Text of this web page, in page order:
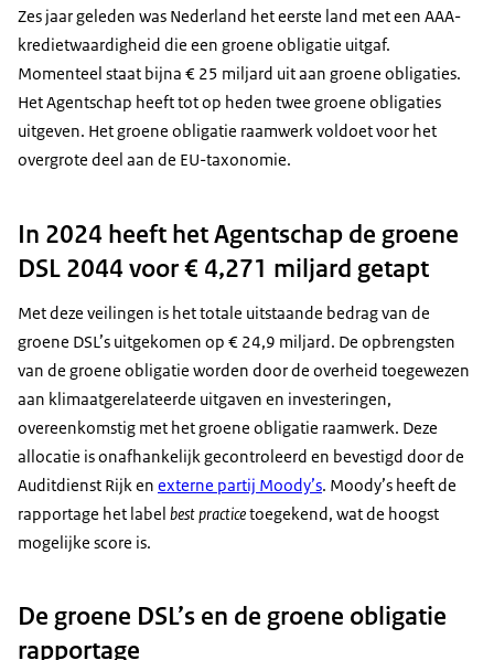
Zes jaar geleden was Nederland het eerste land met een AAA-
kredietwaardigheid die een groene obligatie uitgaf.
Momenteel staat bijna € 25 miljard uit aan groene obligaties.
Het Agentschap heeft tot op heden twee groene obligaties
uitgeven. Het groene obligatie raamwerk voldoet voor het
overgrote deel aan de EU-taxonomie.
In 2024 heeft het Agentschap de groene
DSL 2044 voor € 4,271 miljard getapt
Met deze veilingen is het totale uitstaande bedrag van de
groene DSL’s uitgekomen op € 24,9 miljard. De opbrengsten
van de groene obligatie worden door de overheid toegewezen
aan klimaatgerelateerde uitgaven en investeringen,
overeenkomstig met het groene obligatie raamwerk. Deze
allocatie is onafhankelijk gecontroleerd en bevestigd door de
Auditdienst Rijk en externe partij Moody’s. Moody’s heeft de
rapportage het label best practicetoegekend, wat de hoogst
mogelijke score is.
De groene DSL’s en de groene obligatie
rapportage